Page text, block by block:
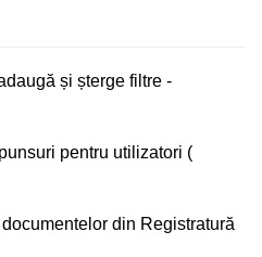
și șterge filtre -
pentru utilizatori (
din Registratură